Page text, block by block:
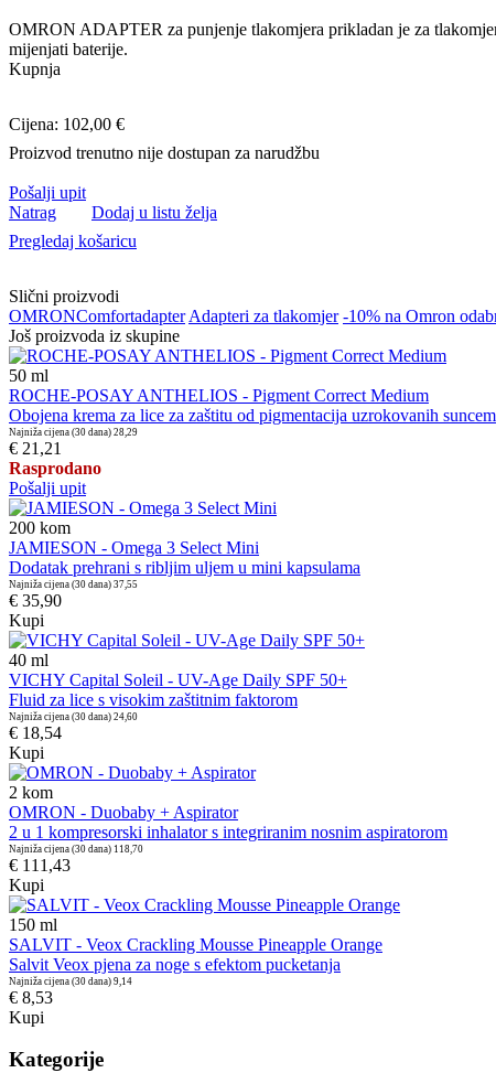
OMRON ADAPTER za punjenje tlakomjera prikladan je za
mijenjati baterije.
Kupnja
Cijena: 102,00 €
Proizvod trenutno nije dostupan za narudžbu
Pošalji upit
Natrag
Dodaj u listu želja
Pregledaj košaricu
Slični proizvodi
OMRONComfortadapter Adapteri za tlakomjer -10% na Omron
Još proizvoda iz skupine
50 ml
ROCHE-POSAY ANTHELIOS - Pigment Correct Medium
Obojena krema za lice za zaštitu od pigmentacija uzrokovanih suncem
Najniža cijena (30 dana) 28,29
€ 21,21
Rasprodano
Pošalji upit
200 kom
JAMIESON - Omega 3 Select Mini
Dodatak prehrani s ribljim uljem u mini kapsulama
Najniža cijena (30 dana) 37,55
€ 35,90
Kupi
40 ml
VICHY Capital Soleil - UV-Age Daily SPF 50+
Fluid za lice s visokim zaštitnim faktorom
Najniža cijena (30 dana) 24,60
€ 18,54
Kupi
2 kom
OMRON - Duobaby + Aspirator
2 u 1 kompresorski inhalator s integriranim nosnim aspiratorom
Najniža cijena (30 dana) 118,70
€ 111,43
Kupi
150 ml
SALVIT - Veox Crackling Mousse Pineapple Orange
Salvit Veox pjena za noge s efektom pucketanja
Najniža cijena (30 dana) 9,14
€ 8,53
Kupi
Kategorije